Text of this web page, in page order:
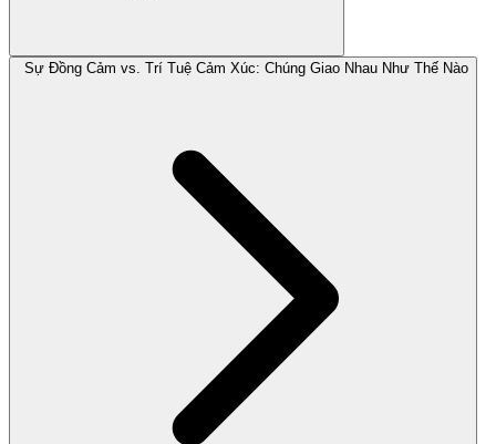
Sự Đồng Cảm vs. Trí Tuệ Cảm Xúc: Chúng Giao Nhau Như Thế Nào